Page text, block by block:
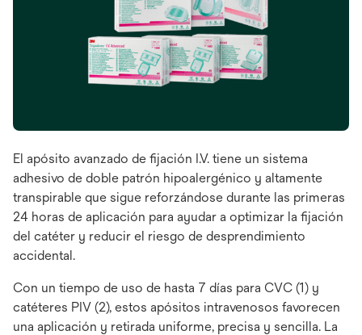
El apósito avanzado de fijación I.V. tiene un sistema
adhesivo de doble patrón hipoalergénico y altamente
transpirable que sigue reforzándose durante las primeras
24 horas de aplicación para ayudar a optimizar la fijación
del catéter y reducir el riesgo de desprendimiento
accidental.
Con un tiempo de uso de hasta 7 días para CVC (1) y
catéteres PIV (2), estos apósitos intravenosos favorecen
una aplicación y retirada uniforme, precisa y sencilla. La